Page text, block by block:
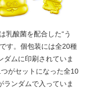
乳酸菌を配合した“う
す。個包装には全20種
ダムに印刷されていま
がセットになった全10
ランダムで入っていま